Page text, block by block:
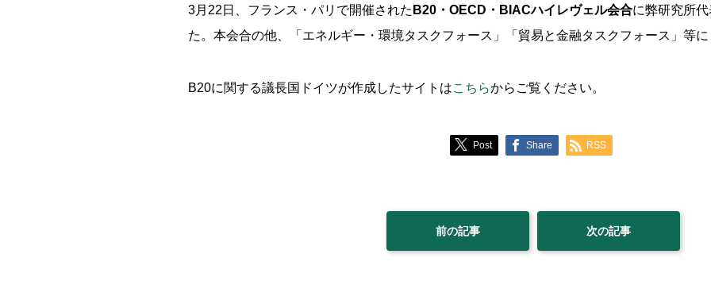
3月22日、フランス・パリで開催された B20・OECD・BIACハイレヴェル会合に弊研究所
た。本会合の他、「エネルギー・環境タスクフォース」「貿易と金融タスクフォース」等
B20に関する議長国ドイツが作成したサイトはこちらからご覧ください。
Post Share RSS
前の記事 次の記事